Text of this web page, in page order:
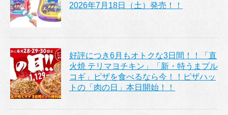
2026年7月18日（土）発売！！
好評につき6月もオトクな3日間！！「直
火焼 テリマヨチキン」「新・特うまプル
コギ」ピザを食べるなら今！！ピザハッ
トの「肉の日」本日開始！！